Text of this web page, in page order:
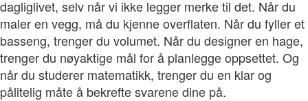
dagliglivet, selv når vi ikke legger merke til det. Når du
maler en vegg, må du kjenne overflaten. Når du fyller et
basseng, trenger du volumet. Når du designer en hage,
trenger du nøyaktige mål for å planlegge oppsettet. Og
når du studerer matematikk, trenger du en klar og
pålitelig måte å bekrefte svarene dine på.